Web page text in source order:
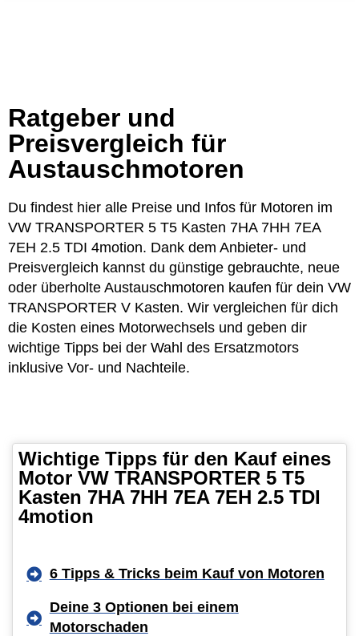
Ratgeber und
Preisvergleich für
Austauschmotoren
Du findest hier alle Preise und Infos für Motoren im
VW TRANSPORTER 5 T5 Kasten 7HA 7HH 7EA
7EH 2.5 TDI 4motion. Dank dem Anbieter- und
Preisvergleich kannst du günstige gebrauchte, neue
oder überholte Austauschmotoren kaufen für dein VW
TRANSPORTER V Kasten. Wir vergleichen für dich
die Kosten eines Motorwechsels und geben dir
wichtige Tipps bei der Wahl des Ersatzmotors
inklusive Vor- und Nachteile.
Wichtige Tipps für den Kauf eines
Motor VW TRANSPORTER 5 T5
Kasten 7HA 7HH 7EA 7EH 2.5 TDI
4motion
6 Tipps & Tricks beim Kauf von Motoren
Deine 3 Optionen bei einem
Motorschaden